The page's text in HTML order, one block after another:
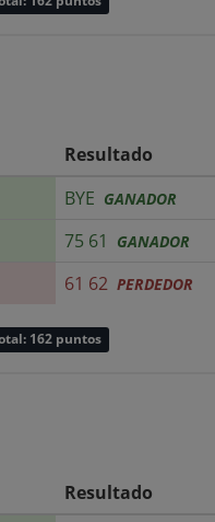
Resultado
BYE GANADOR
75 61 GANADOR
61 62 PERDEDOR
162 puntos
Resultado